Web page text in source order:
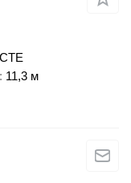
CTE
11,3 м